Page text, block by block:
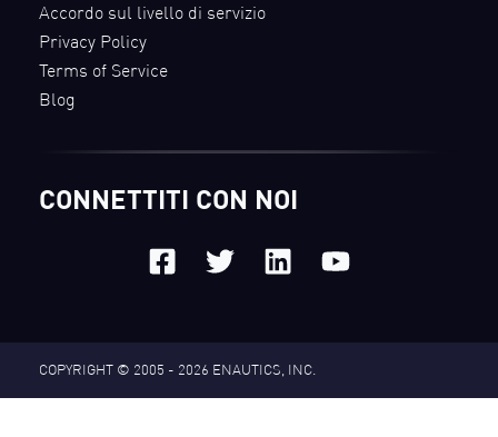
Accordo sul livello di servizio
Privacy Policy
Terms of Service
Blog
CONNETTITI CON NOI
COPYRIGHT © 2005 - 2026 ENAUTICS, INC.